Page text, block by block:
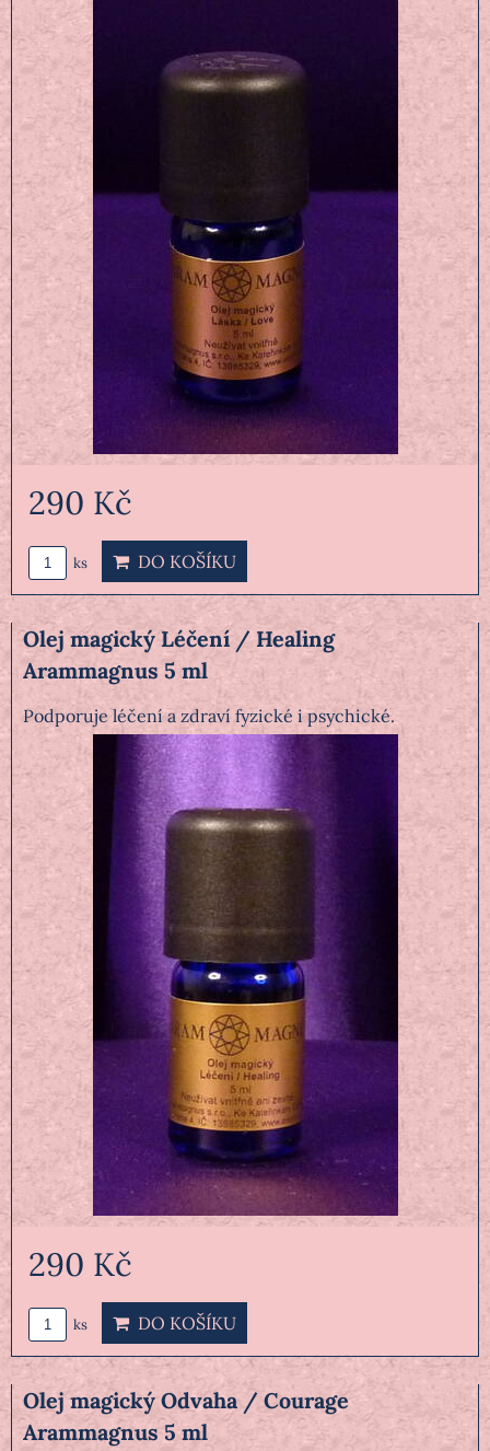
290 Kč
ks DO KOŠÍKU
Olej magický Léčení / Healing
Arammagnus 5 ml
Podporuje léčení a zdraví fyzické i psychické.
290 Kč
ks DO KOŠÍKU
Olej magický Odvaha / Courage
Arammagnus 5 ml